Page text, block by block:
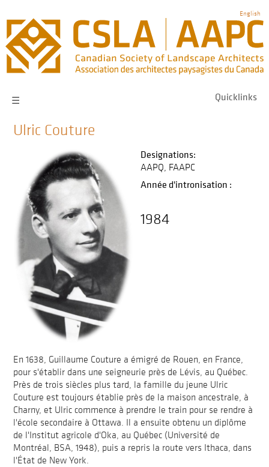
main
navigation
English
Quicklinks
☰
Ulric Couture
Designations:
AAPQ FAAPC
Année d'intronisation :
1984
En 1638, Guillaume Couture a émigré de Rouen, en France,
pour s'établir dans une seigneurie près de Lévis, au Québec.
Près de trois siècles plus tard, la famille du jeune Ulric
Couture est toujours établie près de la maison ancestrale, à
Charny, et Ulric commence à prendre le train pour se rendre à
l'école secondaire à Ottawa. Il a ensuite obtenu un diplôme
de l'Institut agricole d'Oka, au Québec (Université de
Montréal, BSA, 1948), puis a repris la route vers Ithaca, dans
l'État de New York.